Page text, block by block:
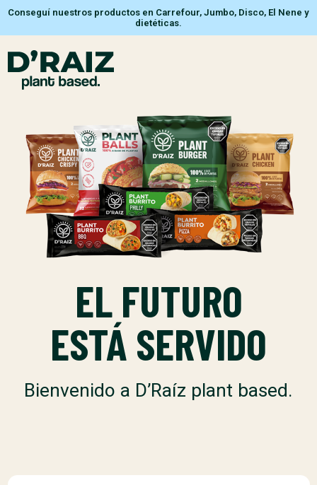
Conseguí nuestros productos en Carrefour, Jumbo, Disco, El Nene y
dietéticas.
EL FUTURO
ESTÁ SERVIDO
Bienvenido a D’Raíz plant based.